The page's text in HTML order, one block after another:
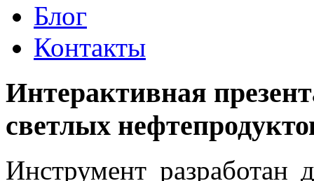
Блог
Контакты
Интерактивная
светлых
Инструмент разработан